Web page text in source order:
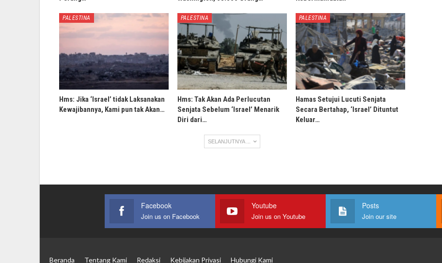
PALESTINA
Hms: Jika ‘Israel’ tidak Laksanakan
Kewajibannya, Kami pun tak Akan…
PALESTINA
Hms: Tak Akan Ada Perlucutan
Senjata Sebelum ‘Israel’ Menarik
Diri dari…
PALESTINA
Hamas Setujui Lucuti Senjata
Secara Bertahap, ‘Israel’ Dituntut
Keluar…
SELANJUTNYA ...
Facebook
Join us on Facebook
Youtube
Join us on Youtube
Posts
Join our site
Beranda Tentang Kami Redaksi Kebijakan Privasi Hubungi Kami